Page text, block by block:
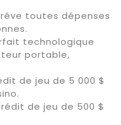
toutes dépenses
technologique
portable,
de jeu de 5 000 $
de jeu de 500 $